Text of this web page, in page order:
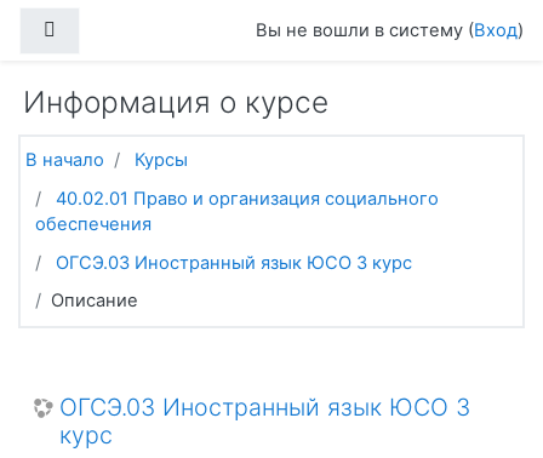
Вы не вошли в систему (Вход)
Информация о курсе
В начало
Курсы
40.02.01 Право и организация социального
обеспечения
ОГСЭ.03 Иностранный язык ЮСО 3 курс
Описание
ОГСЭ.03 Иностранный язык ЮСО 3
курс